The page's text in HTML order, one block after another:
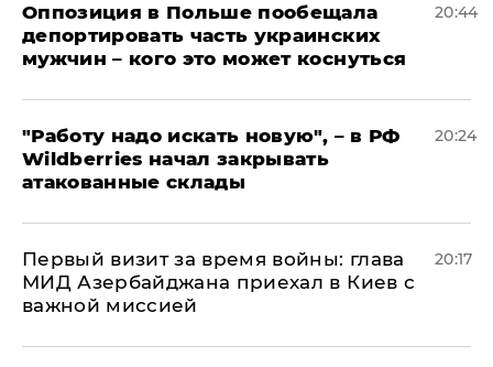
Оппозиция в Польше пообещала
депортировать часть украинских
мужчин – кого это может коснуться
20:44
"Работу надо искать новую", – в РФ
Wildberries начал закрывать
атакованные склады
20:24
Первый визит за время войны: глава
МИД Азербайджана приехал в Киев с
важной миссией
20:17